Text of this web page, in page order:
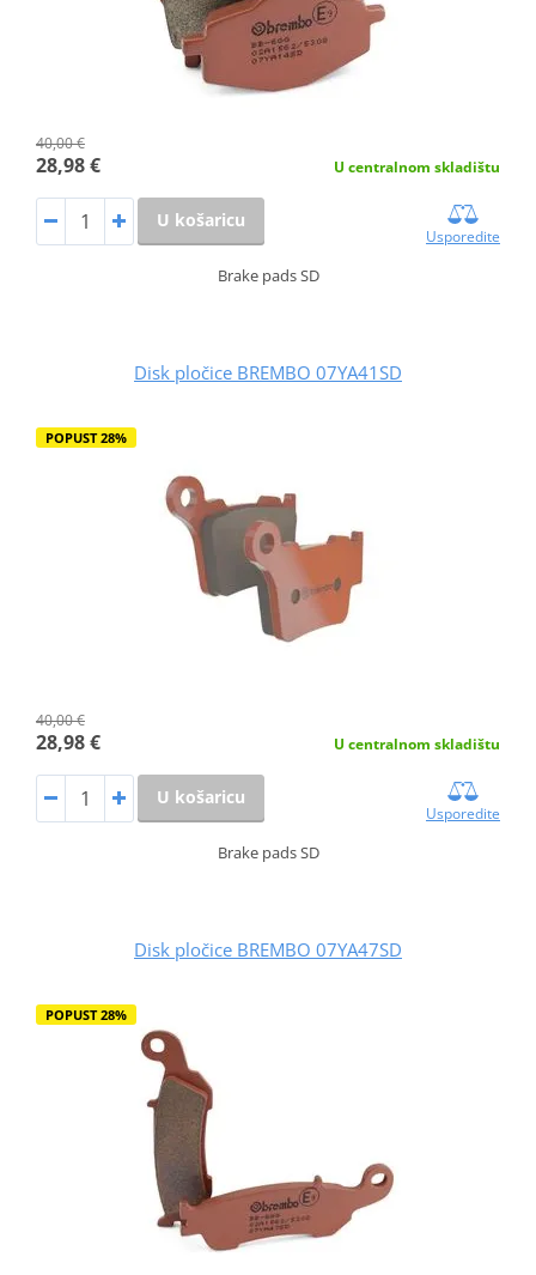
40,00 €
28,98 € U centralnom skladištu
U košaricu
Usporedite
Brake pads SD
Disk pločice BREMBO 07YA41SD
POPUST 28%
40,00 €
28,98 € U centralnom skladištu
U košaricu
Usporedite
Brake pads SD
Disk pločice BREMBO 07YA47SD
POPUST 28%